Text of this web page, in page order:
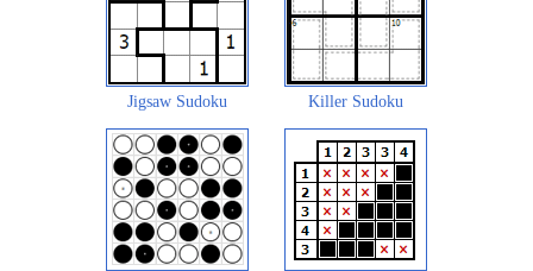
Jigsaw Sudoku Killer Sudoku